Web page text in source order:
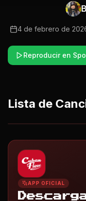
4 de febrero de
Reproducir en
Lista de
APP OFICIAL